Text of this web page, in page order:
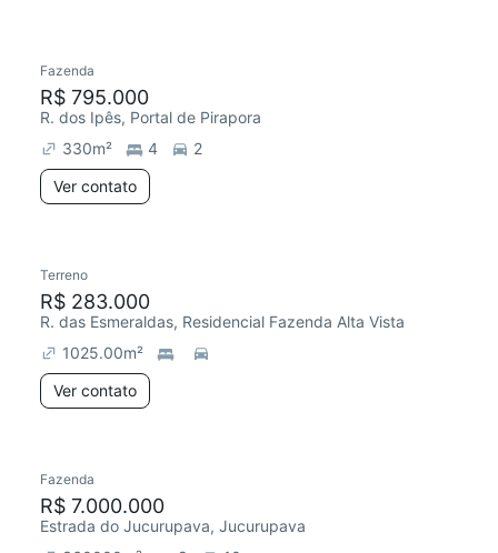
Fazenda
R$ 795.000
R. dos Ipês, Portal de Pirapora
330m² 4
2
Ver contato
Terreno
R$ 283.000
R. das Esmeraldas, Residencial Fazenda Alta Vista
1025.00m²
Ver contato
Fazenda
R$ 7.000.000
Estrada do Jucurupava, Jucurupava